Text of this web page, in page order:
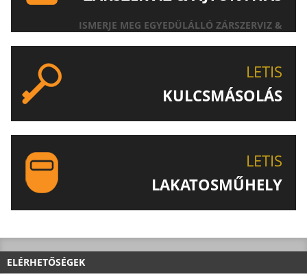
ISMERJE MEG EGYEDÜLÁLLÓ ZÁRSZERVIZ &
LETIS
KULCSMÁSOLÁS
LETIS
LAKATOSMŰHELY
ELÉRHETŐSÉGEK